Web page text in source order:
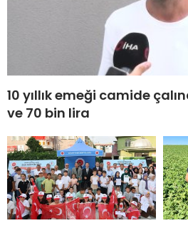
10 yıllık emeği camide
ve 70 bin lira